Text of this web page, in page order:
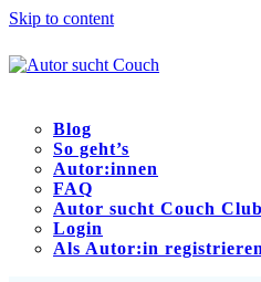
Skip to content
Blog
So geht’s
Autor:innen
FAQ
Autor sucht Couch Club
Login
Als Autor:in registrieren